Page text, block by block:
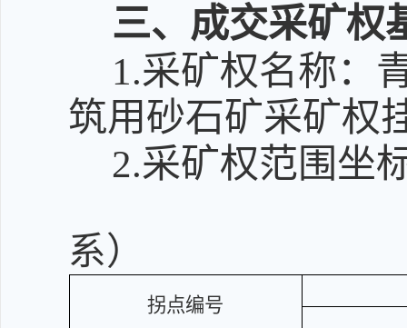
三、成交采矿权
1.采矿权名称：
筑用砂石矿采矿权
2.采矿权范围坐
系）
拐点编号